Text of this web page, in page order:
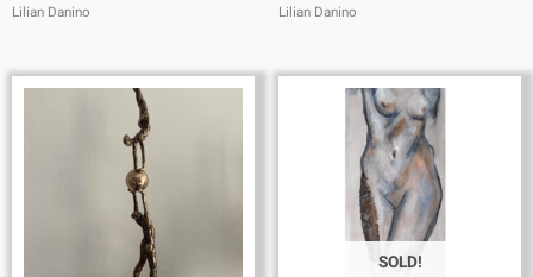
Lilian Danino Lilian Danino
SOLD!